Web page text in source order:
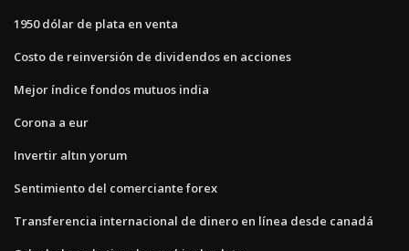
1950 dólar de plata en venta
Costo de reinversión de dividendos en acciones
Mejor índice fondos mutuos india
Corona a eur
Invertir altın yorum
Sentimiento del comerciante forex
Transferencia internacional de dinero en línea desde canadá